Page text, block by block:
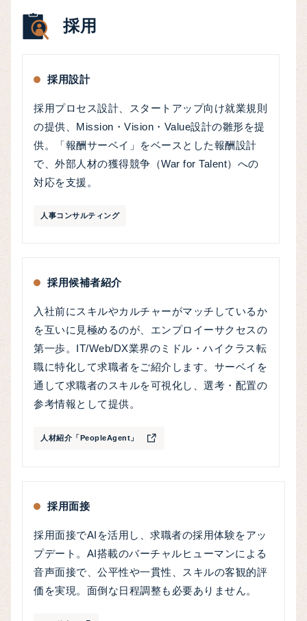
採用
採用設計
採用プロセス設計、スタートアップ向け就業規則
の提供、Mission・Vision・Value設計の雛形を提
供。「報酬サーベイ」をベースとした報酬設計
で、外部人材の獲得競争（War for Talent）への
対応を支援。
人事コンサルティング
採用候補者紹介
入社前にスキルやカルチャーがマッチしているか
を互いに見極めるのが、エンプロイーサクセスの
第一歩。IT/Web/DX業界のミドル・ハイクラス転
職に特化して求職者をご紹介します。サーベイを
通して求職者のスキルを可視化し、選考・配置の
参考情報として提供。
人材紹介「PeopleAgent」
採用面接
採用面接でAIを活用し、求職者の採用体験をアッ
プデート。AI搭載のバーチャルヒューマンによる
音声面接で、公平性や一貫性、スキルの客観的評
価を実現。面倒な日程調整も必要ありません。